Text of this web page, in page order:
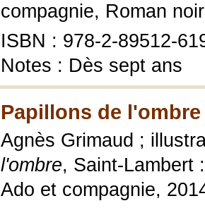
compagnie, Roman
ISBN : 978-2-89512-
Notes : Dès sept ans
Papillons de l'ombre
Agnès Grimaud ;
l'ombre, Saint-Lambert
Ado et compagnie,